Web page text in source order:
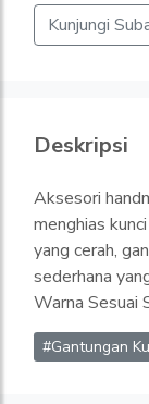
Kunjungi
Deskripsi
Aksesori
menghias
yang cerah,
sederhana
Warna Sesuai
#Gantungan